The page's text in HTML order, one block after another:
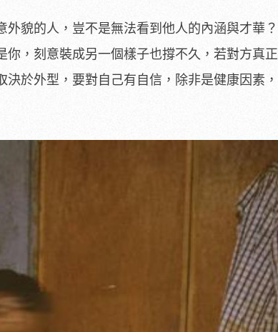
貌的人，豈不是無法看到他人的內涵與才華？
，刻意裝成另一個樣子也撐不久，若對方真正
於外型，要對自己有自信，除非是健康因素，